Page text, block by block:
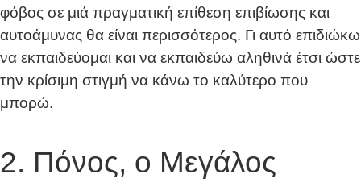
φόβος σε μιά πραγματική επίθεση επιβίωσης και
αυτοάμυνας θα είναι περισσότερος. Γι αυτό επιδιώκω
να εκπαιδεύομαι και να εκπαιδεύω αληθινά έτσι ώστε
την κρίσιμη στιγμή να κάνω το καλύτερο που
μπορώ.
2. Πόνος, ο Μεγάλος